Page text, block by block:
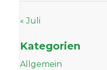
« Juli
Kategorien
Allgemein